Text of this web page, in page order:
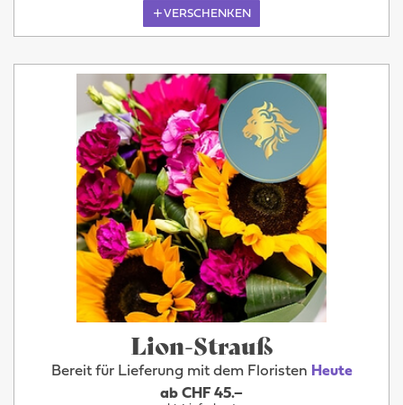
VERSCHENKEN
Lion-Strauß
Bereit für Lieferung mit dem Floristen Heute
ab CHF 45.–